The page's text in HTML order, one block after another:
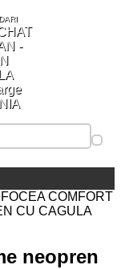
FOCEA COMFORT
CU CAGULA
neopren